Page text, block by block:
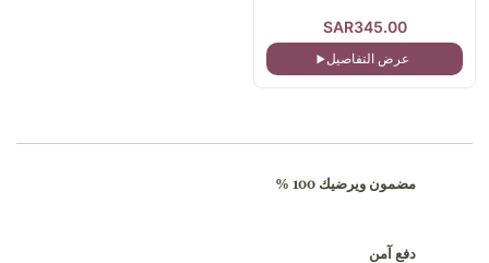
SAR345.00
عرض التفاصيل
مضمون ويرضيك 100 %
دفع آمن